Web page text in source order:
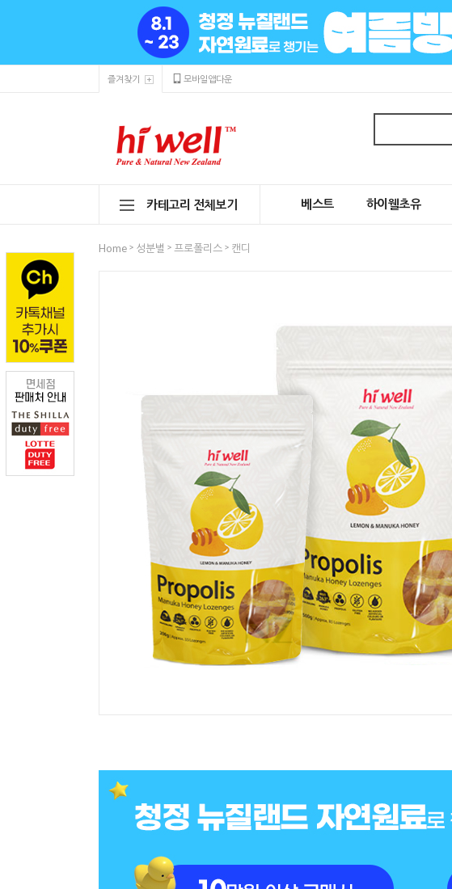
즐겨찾기 모바일앱다운
카테고리 전체보기 베스트 하이웰초유
Home > 성분별 > 프로폴리스 > 캔디